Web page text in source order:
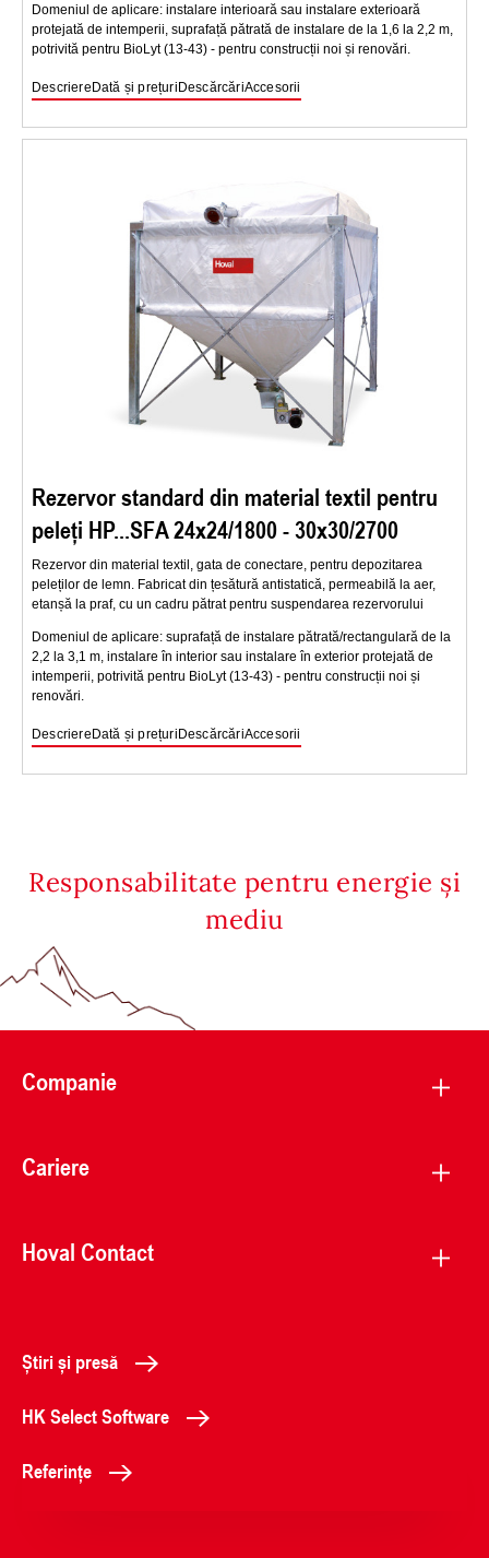
Domeniul de aplicare: instalare interioară sau instalare exterioară
protejată de intemperii, suprafață pătrată de instalare de la 1,6 la 2,2 m,
potrivită pentru BioLyt (13-43) - pentru construcții noi și renovări.
DescriereDată și prețuriDescărcăriAccesorii
Rezervor standard din material textil pentru
peleți HP...SFA 24x24/1800 - 30x30/2700
Rezervor din material textil, gata de conectare, pentru depozitarea
peleților de lemn. Fabricat din țesătură antistatică, permeabilă la aer,
etanșă la praf, cu un cadru pătrat pentru suspendarea rezervorului
Domeniul de aplicare: suprafață de instalare pătrată/rectangulară de la
2,2 la 3,1 m, instalare în interior sau instalare în exterior protejată de
intemperii, potrivită pentru BioLyt (13-43) - pentru construcții noi și
renovări.
Descriere Dată și prețuri DescărcăriAccesorii
Responsabilitate pentru energie și
mediu
Companie
Cariere
Hoval Contact
Știri și presă
HK Select Software
Referințe